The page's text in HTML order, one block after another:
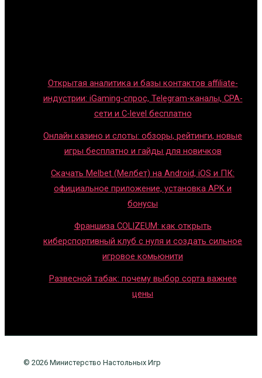
Открытая аналитика и базы контактов affiliate-
индустрии: iGaming-спрос, Telegram-каналы, CPA-
сети и C-level бесплатно
Онлайн казино и слоты: обзоры, рейтинги, новые
игры бесплатно и гайды для новичков
Скачать Melbet (Мелбет) на Android, iOS и ПК:
официальное приложение, установка APK и
бонусы
Франшиза COLIZEUM: как открыть
киберспортивный клуб с нуля и создать сильное
игровое комьюнити
Развесной табак: почему выбор сорта важнее
цены
© 2026 Министерство Настольных Игр